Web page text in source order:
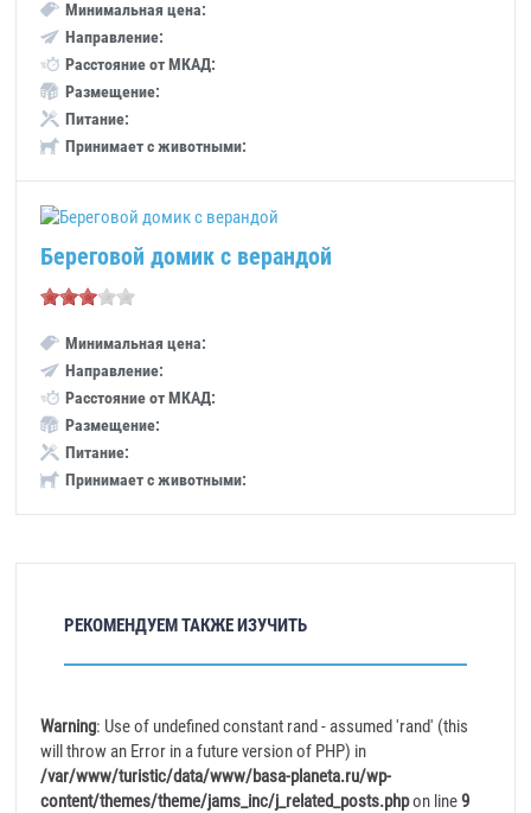
Минимальная цена:
Направление:
Расстояние от МКАД:
Размещение:
Питание:
Принимает с животными:
Береговой домик с верандой
Минимальная цена:
Направление:
Расстояние от МКАД:
Размещение:
Питание:
Принимает с животными:
РЕКОМЕНДУЕМ ТАКЖЕ ИЗУЧИТЬ
Warning: Use of undefined constant rand - assumed 'rand' (this
will throw an Error in a future version of PHP) in
/var/www/turistic/data/www/basa-planeta.ru/wp-
content/themes/theme/jams_inc/j_related_posts.phpon line9